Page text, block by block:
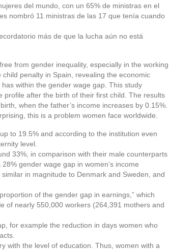
del mundo, con un 65% de ministras en el
nombró 11 ministras de las 17 que tenía cuando
más de que la lucha aún no está
from gender inequality, especially in the working
penalty in Spain, revealing the economic
within the gender wage gap. This study
after the birth of their first child. The results
when the father’s income increases by 0.15%.
this is a problem women face worldwide.
to 19.5% and according to the institution even
level.
33%, in comparison with their male counterparts
gender wage gap in women’s income
in magnitude to Denmark and Sweden, and
of the gender gap in earnings,” which
of nearly 550,000 workers (264,391 mothers and
for example the reduction in days women who
with the level of education. Thus, women with a